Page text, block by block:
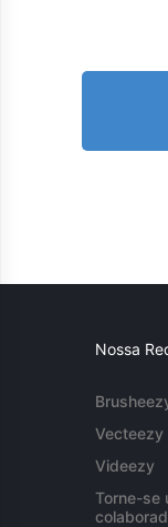
Nossa
Vecteezy
Videezy
Torne-se